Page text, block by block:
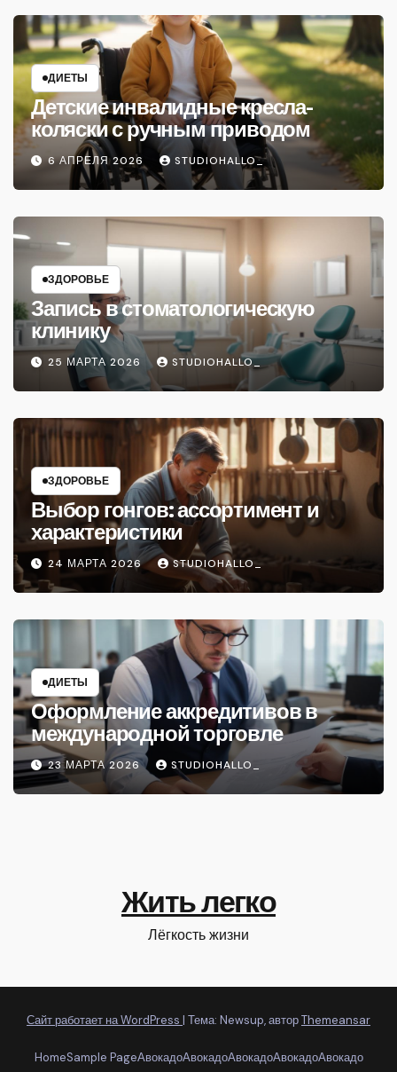
ДИЕТЫ
Детские инвалидные кресла-
коляски с ручным приводом
6 АПРЕЛЯ 2026 STUDIOHALLO_
ЗДОРОВЬЕ
Запись в стоматологическую
клинику
25 МАРТА 2026 STUDIOHALLO_
ЗДОРОВЬЕ
Выбор гонгов: ассортимент и
характеристики
24 МАРТА 2026 STUDIOHALLO_
ДИЕТЫ
Оформление аккредитивов в
международной торговле
23 МАРТА 2026 STUDIOHALLO_
Жить легко
Лёгкость жизни
Сайт работает на WordPress | Тема: Newsup, авторThemeansar
HomeSample PageАвокадоАвокадоАвокадоАвокадоАвокадо